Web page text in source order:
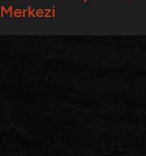
Merkezi